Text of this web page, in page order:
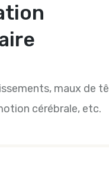
maux de
cérébrale, etc.